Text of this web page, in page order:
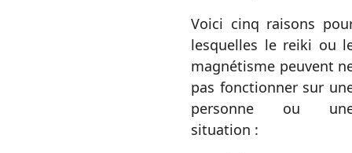
Voici cinq raisons
lesquelles le reiki ou
magnétisme peuvent
pas fonctionner sur
personne ou
situation :